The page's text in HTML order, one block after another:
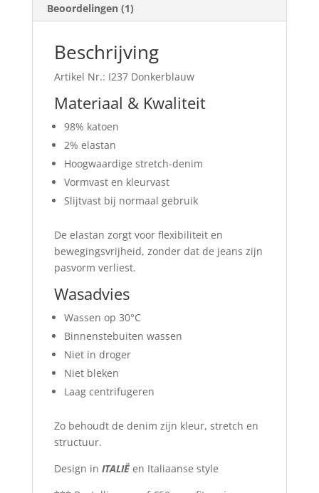
Beoordelingen (1)
Beschrijving
Artikel Nr.: I237 Donkerblauw
Materiaal & Kwaliteit
98% katoen
2% elastan
Hoogwaardige stretch-denim
Vormvast en kleurvast
Slijtvast bij normaal gebruik
De elastan zorgt voor flexibiliteit en
bewegingsvrijheid, zonder dat de jeans zijn
pasvorm verliest.
Wasadvies
Wassen op 30°C
Binnenstebuiten wassen
Niet in droger
Niet bleken
Laag centrifugeren
Zo behoudt de denim zijn kleur, stretch en
structuur.
Design in ITALIËen Italiaanse style